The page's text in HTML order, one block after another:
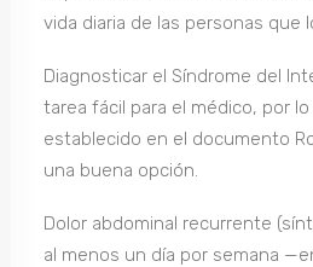
vida diaria de las personas que
Diagnosticar el Síndrome del
tarea fácil para el médico, por
establecido en el documento
una buena opción.
Dolor abdominal recurrente
al menos un día por semana